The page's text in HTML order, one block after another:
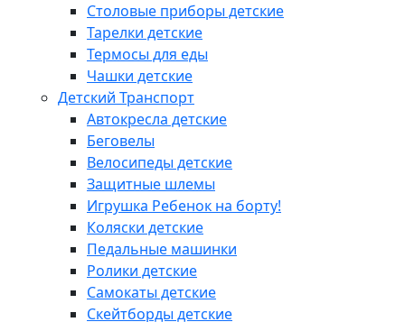
Столовые приборы детские
Тарелки детские
Термосы для еды
Чашки детские
Детский Транспорт
Автокресла детские
Беговелы
Велосипеды детские
Защитные шлемы
Игрушка Ребенок на борту!
Коляски детские
Педальные машинки
Ролики детские
Самокаты детские
Скейтборды детские